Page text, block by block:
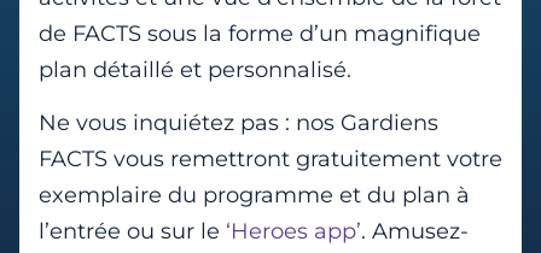
de FACTS sous la forme d’un magnifique
plan détaillé et personnalisé.
Ne vous inquiétez pas : nos Gardiens
FACTS vous remettront gratuitement votre
exemplaire du programme et du plan à
l’entrée ou sur le ‘Heroes app’. Amusez-